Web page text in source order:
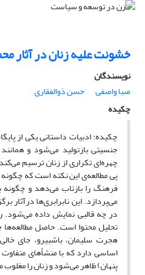
خشونت علیه زنان در آثار
نویسندگان
صبا واصفی
حسن ذوالفقاری
چکیده
چکیده: ادبیات داستانی یکی از
جنسیتی بازتولید می‌شود و
چهره‌ای تکراری از زنان ترسیم
پی مطالعه‌ی این نکته است که
فرهنگ را بازتاب می‌دهد و چگونه
می‌پردازد. این نابرابری‌ها
در چه قالبی نمایش داده
تحلیل محتوا است. حاصل
هجرت سلیمان، باشبیرو، جای
اساسی دارد که با منشأهای
پنهان) ظاهر می‌شود و زنان را